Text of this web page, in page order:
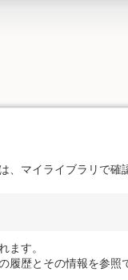
、マイライブラリで確
ます。
歴とその情報を参照